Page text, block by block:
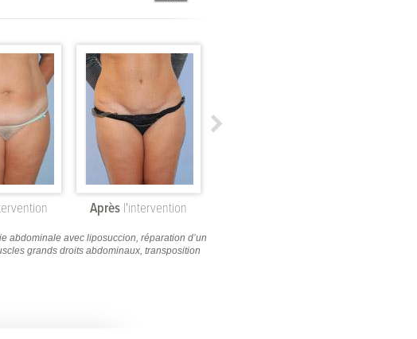
Après l'intervention
abdominale avec liposuccion, réparation d’un
grands droits abdominaux, transposition